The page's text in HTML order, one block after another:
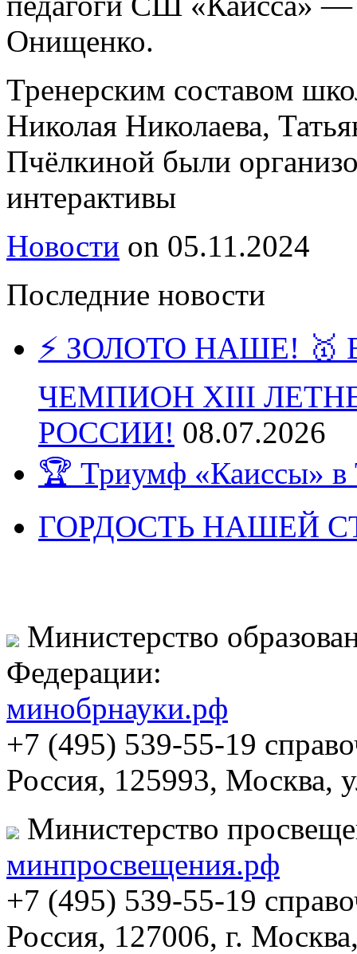
Онищенко.
Тренерским составом
Николая Николаева,
Пчёлкиной были
интерактивы
Новости on 05.11.2024
Последние новости
⚡️ ЗОЛОТО НАШЕ!
ЧЕМПИОН XIII
РОССИИ! 08.07.2026
🏆 Триумф «Каиссы» в
ГОРДОСТЬ НАШЕЙ
Министерство
Федерации:
минобрнауки.рф
+7 (495) 539-55-19
Россия, 125993, Москва,
Министерство
минпросвещения.рф
+7 (495) 539-55-19
Россия, 127006, г.